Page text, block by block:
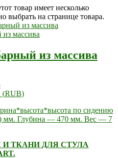
товар имеет несколько
на странице товара.
из массива
(RUB)
по сидению
мм. Глубина — 470 мм. Вес — 7
ТКАНИ ДЛЯ СТУЛА